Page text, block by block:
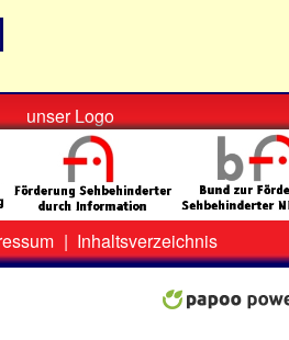
unser Logo
| Inhaltsverzeichnis